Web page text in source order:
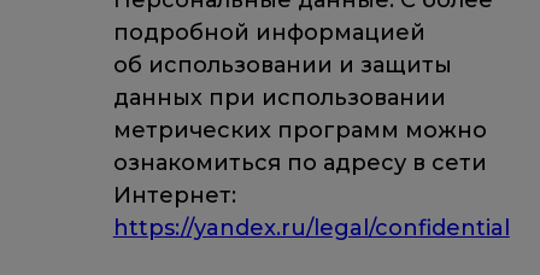
подробной информацией
об использовании и защиты
данных при использовании
метрических программ можно
ознакомиться по адресу в сети
Интернет:
https://yandex.ru/legal/confidential